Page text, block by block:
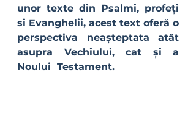
unor texte din Psalmi, profeți
si Evanghelii, acest text oferă o
perspectiva neașteptata atât
asupra Vechiului, cat și a
Noului  Testament.